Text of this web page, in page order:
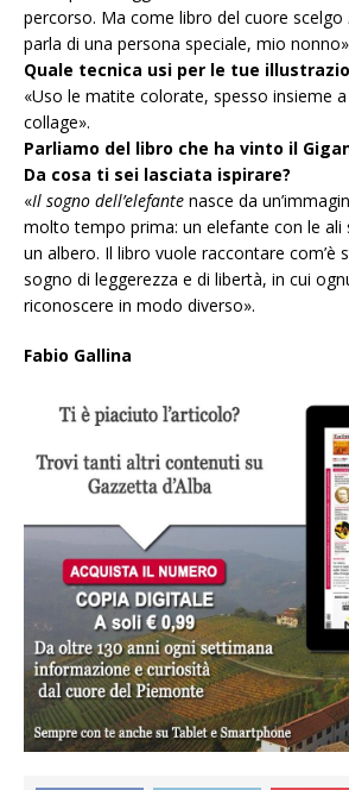
percorso. Ma come libro del cuore scelgo
parla di una persona speciale, mio
Quale tecnica usi per le tue
«Uso le matite colorate, spesso insieme
collage».
Parliamo del libro che ha vinto il
Da cosa ti sei lasciata ispirare?
«Il sogno dell’elefante nasce da
molto tempo prima: un elefante con le ali
un albero. Il libro vuole raccontare com’è
sogno di leggerezza e di libertà, in cui
riconoscere in modo diverso».
Fabio Gallina